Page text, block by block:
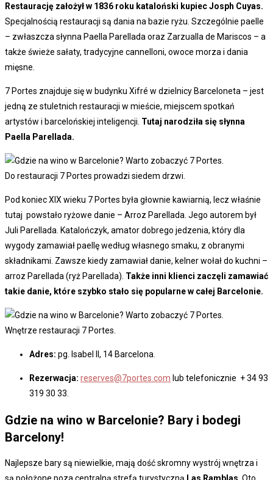
Restaurację założył w 1836 roku kataloński kupiec Josph Cuyas.
Specjalnością restauracji są dania na bazie ryżu. Szczególnie paelle
– zwłaszcza słynna Paella Parellada oraz Zarzualla de Mariscos – a
także świeże sałaty, tradycyjne cannelloni, owoce morza i dania
mięsne.
7 Portes znajduje się w budynku Xifré w dzielnicy Barceloneta – jest
jedną ze stuletnich restauracji w mieście, miejscem spotkań
artystów i barcelońskiej inteligencji. Tutaj narodziła się słynna
Paella Parellada.
Do restauracji 7 Portes prowadzi siedem drzwi.
Pod koniec XIX wieku 7 Portes była głownie kawiarnią, lecz właśnie
tutaj powstało ryżowe danie – Arroz Parellada. Jego autorem był
Juli Parellada. Katalończyk, amator dobrego jedzenia, który dla
wygody zamawiał paellę według własnego smaku, z obranymi
składnikami. Zawsze kiedy zamawiał danie, kelner wołał do kuchni –
arroz Parellada (ryż Parellada). Także inni klienci zaczęli zamawiać
takie danie, które szybko stało się popularne w całej Barcelonie.
Wnętrze restauracji 7 Portes.
Adres: pg. Isabel II, 14 Barcelona.
Rezerwacja: reserves@7portes.com lub telefonicznie + 34 93
319 30 33.
Gdzie na wino w Barcelonie? Bary i bodegi
Barcelony!
Najlepsze bary są niewielkie, mają dość skromny wystrój wnętrza i